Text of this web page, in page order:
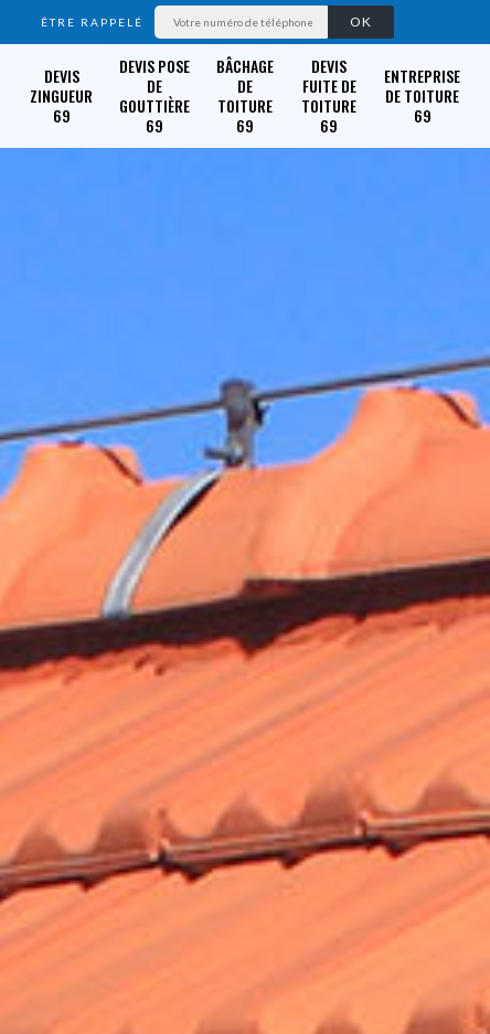
ÊTRE RAPPELÉ
DEVIS
ZINGUEUR
69
DEVIS POSE
DE
GOUTTIÈRE
69
BÂCHAGE
DE
TOITURE
69
DEVIS
FUITE DE
TOITURE
69
ENTREPRISE
DE TOITURE
69